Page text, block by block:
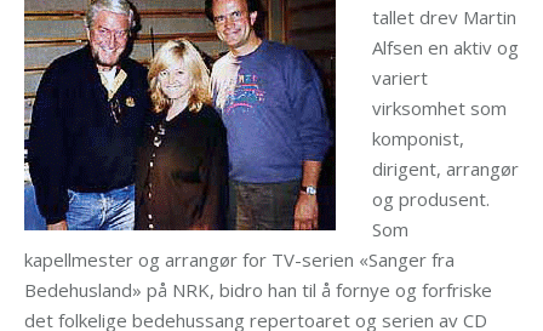
tallet drev Martin
Alfsen en aktiv og
variert
virksomhet som
komponist,
dirigent, arrangør
og produsent.
Som
kapellmester og arrangør for TV-serien «Sanger fra
Bedehusland» på NRK, bidro han til å fornye og forfriske
det folkelige bedehussang repertoaret og serien av CD